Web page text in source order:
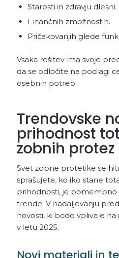
Starosti in zdravju dlesni.
Finančnih zmožnostih.
Pričakovanjih glede
Vsaka rešitev ima svoje
da se odločite na podlagi
osebnih potreb.
Trendovske
prihodnost
zobnih protez
Svet zobne protetike se
sprašujete, koliko stane
prihodnosti, je pomembno
trende. V nadaljevanju
novosti, ki bodo vplivale
v letu 2025.
Novi materiali in